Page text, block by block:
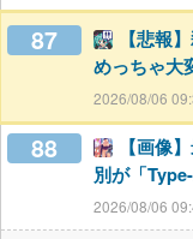
87
【悲報
めっちゃ大
2026/08/06
88
【画像
別が「
2026/08/06